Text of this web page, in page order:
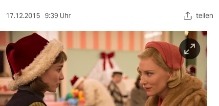
sport
berlin
nord
wahrheit
17.12.2015 9:39 Uhr teilen